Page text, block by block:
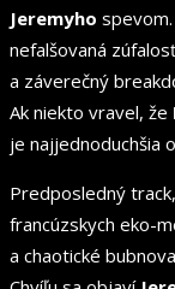
Jeremyho
nefalšovaná
a záverečný
Ak niekto vravel, že
je najjednoduchšia
Predposledný track,
francúzskych eko-
a chaotické